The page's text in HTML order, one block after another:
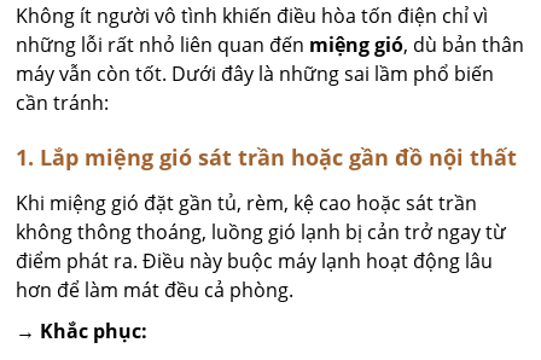
Không ít người vô tình khiến điều hòa tốn điện chỉ vì
những lỗi rất nhỏ liên quan đến miệng gió, dù bản thân
máy vẫn còn tốt. Dưới đây là những sai lầm phổ biến
cần tránh:
1. Lắp miệng gió sát trần hoặc gần đồ nội thất
Khi miệng gió đặt gần tủ, rèm, kệ cao hoặc sát trần
không thông thoáng, luồng gió lạnh bị cản trở ngay từ
điểm phát ra. Điều này buộc máy lạnh hoạt động lâu
hơn để làm mát đều cả phòng.
→ Khắc phục: